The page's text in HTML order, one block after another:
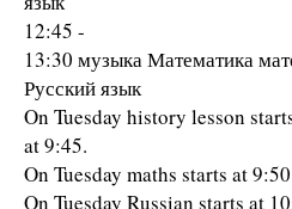
12:45 -
13:30 музыка Математика
Русский язык
On Tuesday history lesson
at 9:45.
On Tuesday maths starts at
On Tuesday Russian starts at